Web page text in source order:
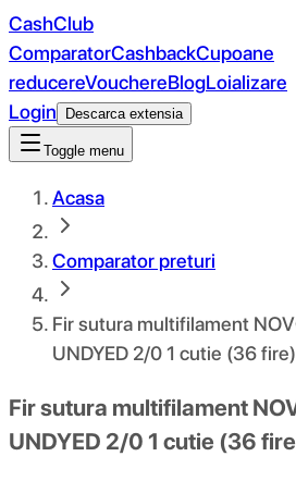
CashClub
ComparatorCashbackCupoane
reducereVouchereBlogLoializare
Login
Descarca extensia
Toggle menu
Acasa
Comparator preturi
Fir sutura multifilament
UNDYED 2/0 1 cutie (36 fire)
Fir sutura multifilament
UNDYED 2/0 1 cutie (36